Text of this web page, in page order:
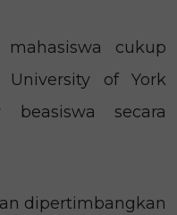
cukup
of York
secara
dipertimbangkan